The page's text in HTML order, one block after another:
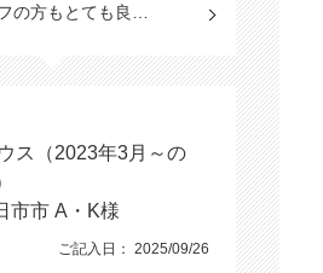
の方もとても良…
ス（2023年3月～の
市市 A・K様
ご記入日： 2025/09/26